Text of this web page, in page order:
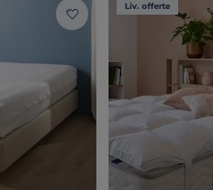
Liv. offerte